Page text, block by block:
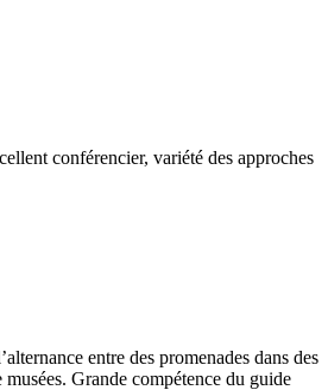
conférencier, variété des approches
entre des promenades dans des
Grande compétence du guide